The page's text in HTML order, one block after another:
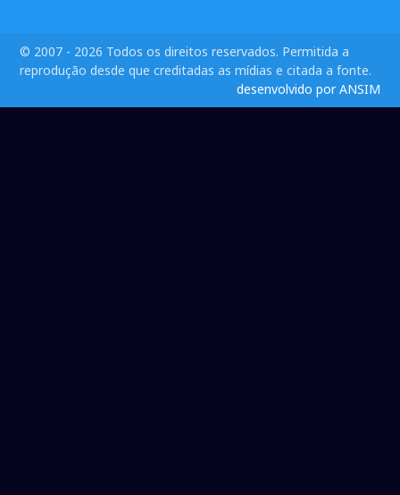
© 2007 - 2026 Todos os direitos reservados. Permitida a
reprodução desde que creditadas as mídias e citada a fonte.
desenvolvido por ANSIM